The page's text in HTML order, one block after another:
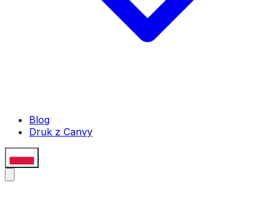
Blog
Druk z Canvy